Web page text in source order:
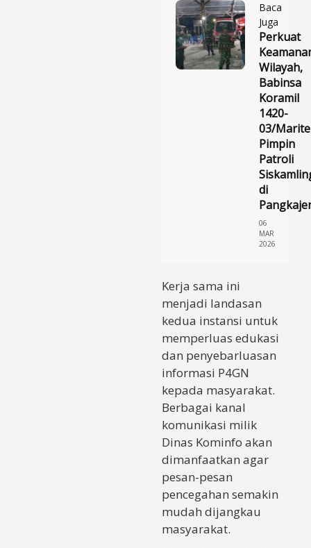
Baca
Juga
Perkuat
Wilayah,
Babinsa
Koramil
1420-
03/
Pimpin
Patroli
di
06
MAR
2026
Kerja sama ini
menjadi landasan
kedua instansi untuk
memperluas edukasi
dan penyebarluasan
informasi P4GN
kepada masyarakat.
Berbagai kanal
komunikasi milik
Dinas Kominfo akan
dimanfaatkan agar
pesan-pesan
pencegahan semakin
mudah dijangkau
masyarakat.